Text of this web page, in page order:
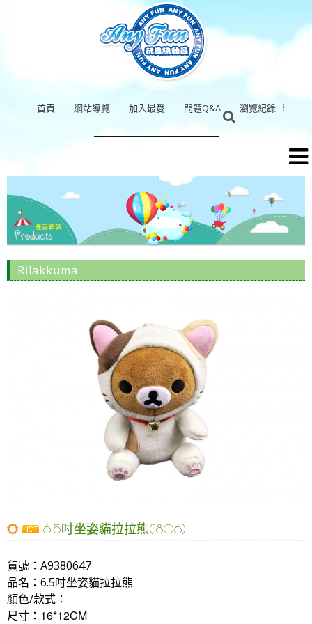
首頁 網站導覽 加入最愛 問題Q&A 瀏覽紀錄
Rilakkuma
6.5吋坐姿貓拉拉熊(1806)
貨號： A9380647
品名： 6.5吋坐姿貓拉拉熊
顏色/款式：
尺寸： 16*12CM